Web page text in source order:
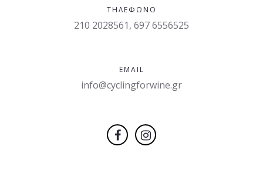
ΤΗΛΈΦΩΝΟ
210 2028561, 697 6556525
EMAIL
info@cyclingforwine.gr